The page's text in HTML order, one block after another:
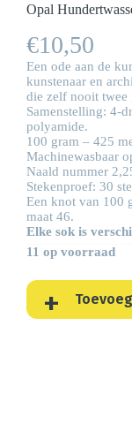
Opal
€10,50
Een ode aan de
kunstenaar en
die zelf nooit
Samenstelling: 4-
polyamide.
100 gram – 425
Machinewasbaar
Naald nummer
Stekenproef: 30
Een knot van 100
maat 46.
Elke sok is
11 op voorraad